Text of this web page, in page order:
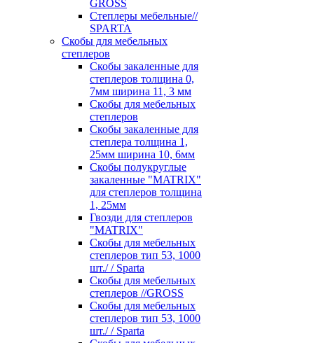
GROSS
Степлеры мебельные//
SPARTA
Скобы для мебельных
степлеров
Скобы закаленные для
степлеров толщина 0,
7мм ширина 11, 3 мм
Скобы для мебельных
степлеров
Скобы закаленные для
степлера толщина 1,
25мм ширина 10, 6мм
Скобы полукруглые
закаленные "MATRIX"
для степлеров толщина
1, 25мм
Гвозди для степлеров
"MATRIX"
Скобы для мебельных
степлеров тип 53, 1000
шт./ / Sparta
Скобы для мебельных
степлеров //GROSS
Скобы для мебельных
степлеров тип 53, 1000
шт./ / Sparta